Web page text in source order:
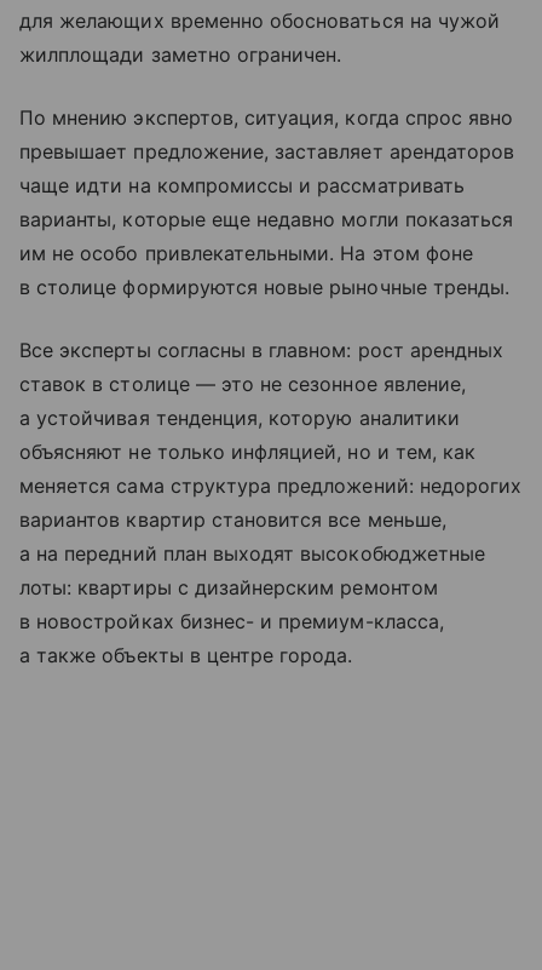
для желающих временно обосноваться на чужой
жилплощади заметно ограничен.
По мнению экспертов, ситуация, когда спрос явно
превышает предложение, заставляет арендаторов
чаще идти на компромиссы и рассматривать
варианты, которые еще недавно могли показаться
им не особо привлекательными. На этом фоне
в столице формируются новые рыночные тренды.
Все эксперты согласны в главном: рост арендных
ставок в столице — это не сезонное явление,
а устойчивая тенденция, которую аналитики
объясняют не только инфляцией, но и тем, как
меняется сама структура предложений: недорогих
вариантов квартир становится все меньше,
а на передний план выходят высокобюджетные
лоты: квартиры с дизайнерским ремонтом
в новостройках бизнес- и премиум-класса,
а также объекты в центре города.